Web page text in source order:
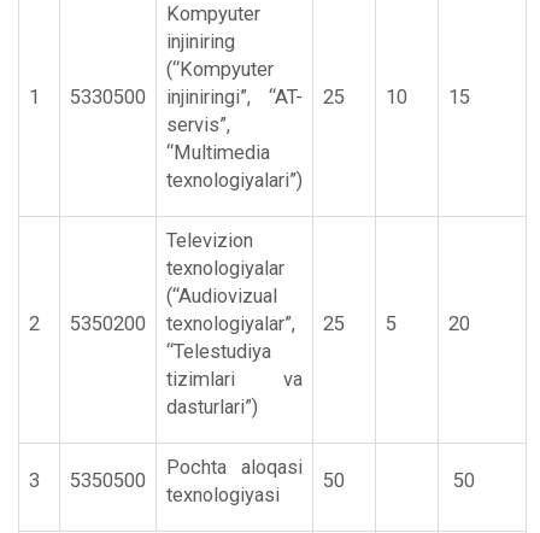
1 5330500
Kompyuter
injiniring
(“Kompyuter
injiniringi”, “AT-
servis”,
“Multimedia
texnologiyalari”)
25 10 15
2 5350200
Televizion
texnologiyalar
(“Audiovizual
texnologiyalar”,
“Telestudiya
tizimlari va
dasturlari”)
25 5 20
3 5350500
Pochta aloqasi
texnologiyasi
50 50